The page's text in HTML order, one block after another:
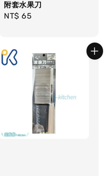
附套水果刀
Regular
NT$ 65